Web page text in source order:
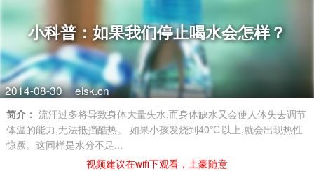
小科普：如果我们停止喝水会怎样？
2014-08-30 eisk.cn
简介： 流汗过多将导致身体大量失水,而身体缺水又会使人体失去调节
体温的能力,无法抵挡酷热。 如果小孩发烧到40℃以上,就会出现热性
惊厥。这同样是水分不足...
视频建议在wifi下观看，土豪随意